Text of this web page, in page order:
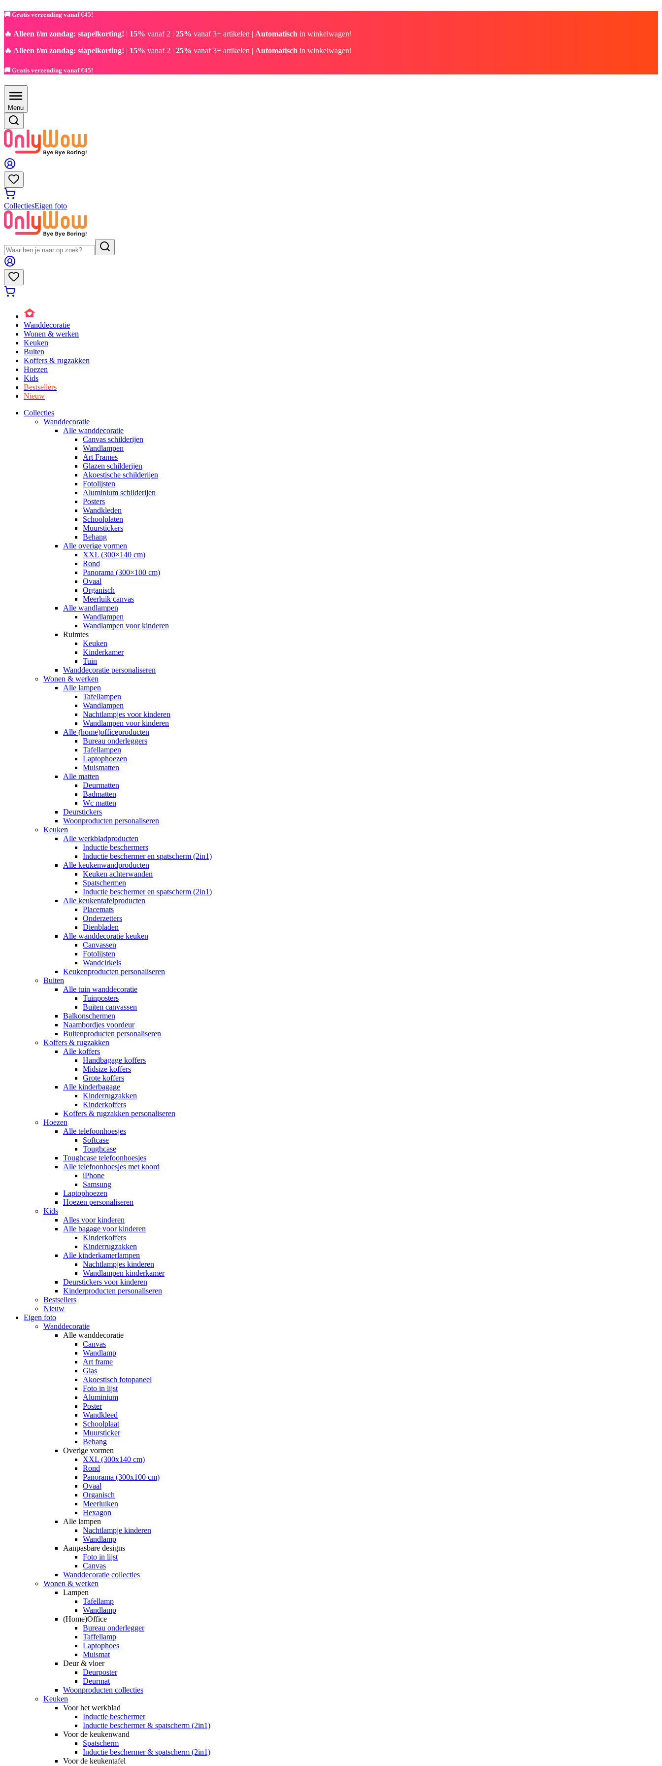
🚚 Gratis verzending vanaf €45!
🔥 Alleen t/m zondag: stapelkorting! | 15% vanaf 2 | 25% vanaf 3+ artikelen | Automatisch in winkelwagen!
🔥 Alleen t/m zondag: stapelkorting! | 15% vanaf 2 | 25% vanaf 3+ artikelen | Automatisch in winkelwagen!
🚚 Gratis verzending vanaf €45!
Menu
CollectiesEigen foto
Wanddecoratie
Wonen & werken
Keuken
Buiten
Koffers & rugzakken
Hoezen
Kids
Bestsellers
Nieuw
Collecties
Wanddecoratie
Alle wanddecoratie
Canvas schilderijen
Wandlampen
Art Frames
Glazen schilderijen
Akoestische schilderijen
Fotolijsten
Aluminium schilderijen
Posters
Wandkleden
Schoolplaten
Muurstickers
Behang
Alle overige vormen
XXL (300×140 cm)
Rond
Panorama (300×100 cm)
Ovaal
Organisch
Meerluik canvas
Alle wandlampen
Wandlampen
Wandlampen voor kinderen
Ruimtes
Keuken
Kinderkamer
Tuin
Wanddecoratie personaliseren
Wonen & werken
Alle lampen
Tafellampen
Wandlampen
Nachtlampjes voor kinderen
Wandlampen voor kinderen
Alle (home)officeproducten
Bureau onderleggers
Tafellampen
Laptophoezen
Muismatten
Alle matten
Deurmatten
Badmatten
Wc matten
Deurstickers
Woonproducten personaliseren
Keuken
Alle werkbladproducten
Inductie beschermers
Inductie beschermer en spatscherm (2in1)
Alle keukenwandproducten
Keuken achterwanden
Spatschermen
Inductie beschermer en spatscherm (2in1)
Alle keukentafelproducten
Placemats
Onderzetters
Dienbladen
Alle wanddecoratie keuken
Canvassen
Fotolijsten
Wandcirkels
Keukenproducten personaliseren
Buiten
Alle tuin wanddecoratie
Tuinposters
Buiten canvassen
Balkonschermen
Naambordjes voordeur
Buitenproducten personaliseren
Koffers & rugzakken
Alle koffers
Handbagage koffers
Midsize koffers
Grote koffers
Alle kinderbagage
Kinderrugzakken
Kinderkoffers
Koffers & rugzakken personaliseren
Hoezen
Alle telefoonhoesjes
Softcase
Toughcase
Toughcase telefoonhoesjes
Alle telefoonhoesjes met koord
iPhone
Samsung
Laptophoezen
Hoezen personaliseren
Kids
Alles voor kinderen
Alle bagage voor kinderen
Kinderkoffers
Kinderrugzakken
Alle kinderkamerlampen
Nachtlampjes kinderen
Wandlampen kinderkamer
Deurstickers voor kinderen
Kinderproducten personaliseren
Bestsellers
Nieuw
Eigen foto
Wanddecoratie
Alle wanddecoratie
Canvas
Wandlamp
Art frame
Glas
Akoestisch fotopaneel
Foto in lijst
Aluminium
Poster
Wandkleed
Schoolplaat
Muursticker
Behang
Overige vormen
XXL (300x140 cm)
Rond
Panorama (300x100 cm)
Ovaal
Organisch
Meerluiken
Hexagon
Alle lampen
Nachtlampje kinderen
Wandlamp
Aanpasbare designs
Foto in lijst
Canvas
Wanddecoratie collecties
Wonen & werken
Lampen
Tafellamp
Wandlamp
(Home)Office
Bureau onderlegger
Taffellamp
Laptophoes
Muismat
Deur & vloer
Deurposter
Deurmat
Woonproducten collecties
Keuken
Voor het werkblad
Inductie beschermer
Inductie beschermer & spatscherm (2in1)
Voor de keukenwand
Spatscherm
Inductie beschermer & spatscherm (2in1)
Voor de keukentafel